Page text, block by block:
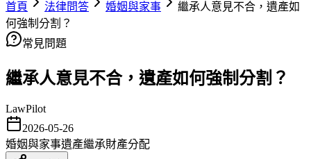
首頁
法律問答 婚姻與家事
繼承人意見不合，遺產如
何強制分割？
常見問題
繼承人意見不合，遺產如何強制分割？
LawPilot
2026-05-26
婚姻與家事遺產繼承財產分配